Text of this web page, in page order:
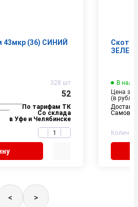
43мкр (36) СИНИЙ
328 шт
52
По тарифам ТК
Со склада
в Уфе и Челябинске
Скотч
В
Цена за
(в
< >